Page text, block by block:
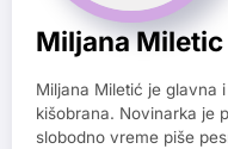
Miljana Miletic
Miljana Miletić je glavna
kišobrana. Novinarka je
slobodno vreme piše